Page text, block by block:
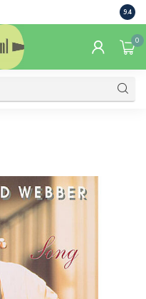
9.4
0